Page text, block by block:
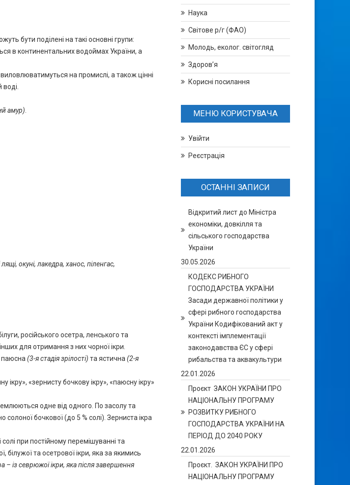
бути поділені на такі основні групи:
в континентальних водоймах України, а
на промислі, а також цінні
амур)
окуні, лакедра, ханос, піленгас,
російського осетра, ленського та
для отримання з них чорної ікри.
паюсна (3-я стадія зрілості) та ястична (2-я
«зернисту бочкову ікру», «паюсну ікру»
одне від одного. По засолу та
солоної бочкової (до 5 % солі). Зерниста ікра
при постійному перемішуванні та
та осетрової ікри, яка за якимись
– із севрюжої ікри, яка після завершення
Наука
Світове р/г (ФАО)
Молодь, еколог. світогляд
Здоров’я
Корисні посилання
МЕНЮ КОРИСТУВАЧА
Увійти
Реєстрація
ОСТАННІ ЗАПИСИ
Відкритий лист до Міністра
економіки, довкілля та
сільського господарства
України
30.05.2026
КОДЕКС РИБНОГО
ГОСПОДАРСТВА УКРАЇНИ
Засади державної політики у
сфері рибного господарства
України Кодифікований акт у
контексті імплементації
законодавства ЄС у сфері
рибальства та аквакультури
22.01.2026
Проєкт ЗАКОН УКРАЇНИ ПРО
НАЦІОНАЛЬНУ ПРОГРАМУ
РОЗВИТКУ РИБНОГО
ГОСПОДАРСТВА УКРАЇНИ НА
ПЕРІОД ДО 2040 РОКУ
22.01.2026
Проєкт. ЗАКОН УКРАЇНИ ПРО
НАЦІОНАЛЬНУ ПРОГРАМУ